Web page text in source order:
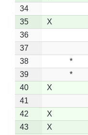
34
35
X
36
37
38
*
39
*
40
X
41
42
X
43
X